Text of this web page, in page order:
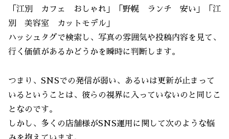
「江別 カフェ おしゃれ」「野幌 ランチ 安い」「江
別 美容室 カットモデル」
ハッシュタグで検索し、写真の雰囲気や投稿内容を見て、
行く価値があるかどうかを瞬時に判断します。
つまり、SNSでの発信が弱い、あるいは更新が止まって
いるということは、彼らの視界に入っていないのと同じこ
となのです。
しかし、多くの店舗様がSNS運用に関して次のような悩